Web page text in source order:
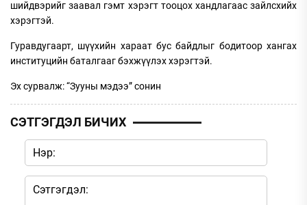
шийдвэрийг заавал гэмт хэрэгт тооцох хандлагаас зайлсхийх
хэрэгтэй.
Гуравдугаарт, шүүхийн хараат бус байдлыг бодитоор хангах
институцийн баталгааг бэхжүүлэх хэрэгтэй.
Эх сурвалж: “Зууны мэдээ” сонин
СЭТГЭГДЭЛ БИЧИХ